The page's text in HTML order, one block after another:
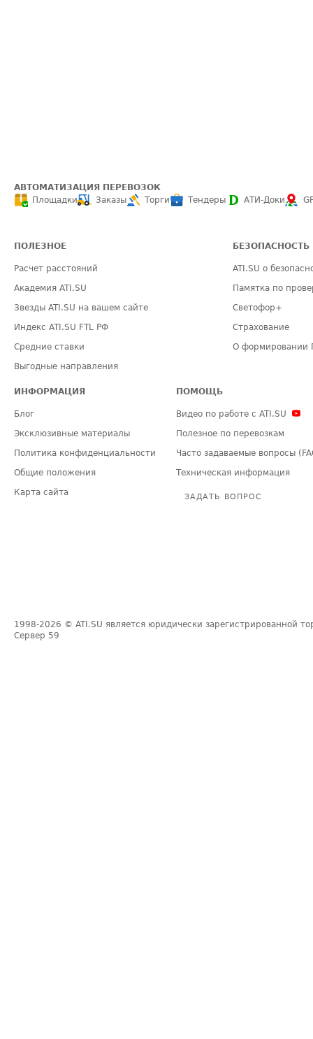
АВТОМАТИЗАЦИЯ ПЕРЕВОЗОК
Площадки
Заказы Торги Тендеры АТИ-Доки
ПОЛЕЗНОЕ
Расчет расстояний
Академия ATI.SU
Звезды ATI.SU на вашем сайте
Индекс ATI.SU FTL РФ
Средние ставки
Выгодные направления
БЕЗОПАСНОСТЬ
ATI.SU о
Памятка по
Светофор+
Страхование
О формировании
ИНФОРМАЦИЯ
Блог
Эксклюзивные материалы
Политика конфиденциальности
Общие положения
Карта сайта
ПОМОЩЬ
Видео по работе с ATI.SU
Полезное по перевозкам
Часто задаваемые вопросы
Техническая информация
ЗАДАТЬ ВОПРОС
1998-2026 © ATI.SU является юридически зарегистрированной
Сервер 59